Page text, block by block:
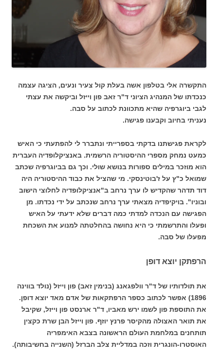
התקשרה אלי בטלפון אשה בעלת קול צעיר ונעים, הציגה עצמה
כנכדתו של המנהיג הציוני ד"ר זאב פון וייזל וביקשה את עצתי
לגבי ביוגרפיה שהיא מתכוונת לכתוב על סבה.
נעניתי בחיוב וקבענו פגישה.
לקראת פגישתנו בדקתי בספרייתי ונתברר לי להפתעתי כי האיש
כמעט נמחק מספרי ההיסטוריה הרשמית. באנציקלופדיה העברית
הוא מוזכר במילים ספורות בנושא שולי. וכך גם בביוגרפיה שכתב
שמואל כ"ץ על ז'בוטינסקי. מי שהציל את כבוד ההיסטוריה היה
דוד תדהר שהקדיש לו ערך נרחב ב"אנציקלופדיה לחלוצי הישוב
ובוניו". בויקיפדיה מצאתי ערך נרחב שנכתב על ידי נכדתו. מן
הפגישה עם הנכדה למדתי כמה דברים שלא ידעתי על האיש
ופעלו והתרשמתי כי היא נחושה בהחלטתה למנוע את השכחת
מפעלו של סבה.
הרפתקן יוצא דופן
את תולדותיו של ד"ר וולפגאנג (בנימין זאב) פון וייזל (נולד בווינה
1896) אפשר לכתוב כספר הרפתקאות של אדם מאד יוצא דופן.
את התוספת פון לשמו ירש מאביו, ד"ר ארנסט פון וייזל, שקיבל
את תואר האצולה מהקיסר פרנץ יוזף. פון וייזל הבן שרת כקצין
תותחנים במלחמת העולם הראשונה בצבא האימפריה
האוסטרו-הונגרית וזכה במדליית צלב הברזל (השנייה בחשיבותה).